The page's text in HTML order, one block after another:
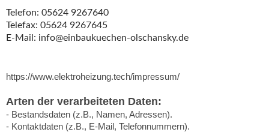
Telefon: 05624 9267640
Telefax: 05624 9267645
E-Mail: info@einbaukuechen-olschansky.de
https://www.elektroheizung.tech/impressum/
Arten der verarbeiteten Daten:
- Bestandsdaten (z.B., Namen, Adressen).
- Kontaktdaten (z.B., E-Mail, Telefonnummern).